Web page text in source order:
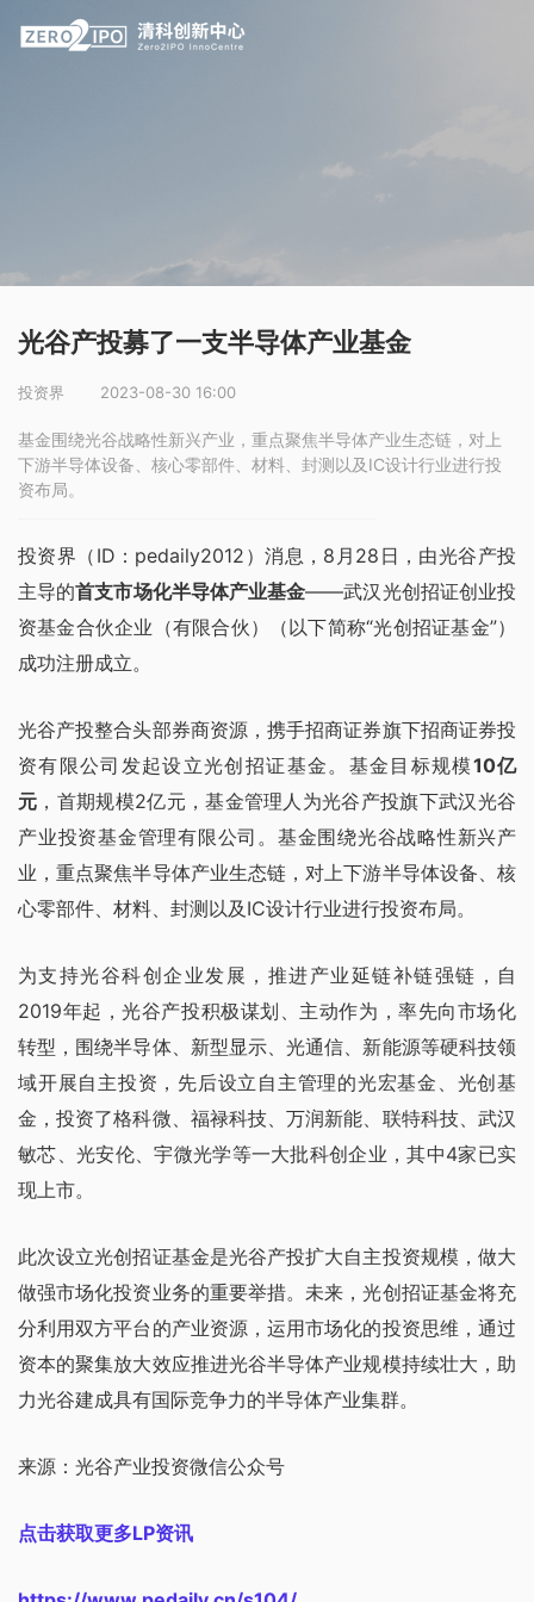
光谷产投募了一支半导体产业基金
投资界 2023-08-30 16:00
基金围绕光谷战略性新兴产业，重点聚焦半导体产业生态链，对上
下游半导体设备、核心零部件、材料、封测以及IC设计行业进行投
资布局。
投资界（ID：pedaily2012）消息，8月28日，由光谷产投
主导的首支市场化半导体产业基金——武汉光创招证创业投
资基金合伙企业（有限合伙）（以下简称“光创招证基金”）
成功注册成立。
光谷产投整合头部券商资源，携手招商证券旗下招商证券投
资有限公司发起设立光创招证基金。基金目标规模10亿
元 ，首期规模2亿元，基金管理人为光谷产投旗下武汉光谷
产业投资基金管理有限公司。基金围绕光谷战略性新兴产
业，重点聚焦半导体产业生态链，对上下游半导体设备、核
心零部件、材料、封测以及IC设计行业进行投资布局。
为支持光谷科创企业发展，推进产业延链补链强链，自
2019年起，光谷产投积极谋划、主动作为，率先向市场化
转型，围绕半导体、新型显示、光通信、新能源等硬科技领
域开展自主投资，先后设立自主管理的光宏基金、光创基
金，投资了格科微、福禄科技、万润新能、联特科技、武汉
敏芯、光安伦、宇微光学等一大批科创企业，其中4家已实
现上市。
此次设立光创招证基金是光谷产投扩大自主投资规模，做大
做强市场化投资业务的重要举措。未来，光创招证基金将充
分利用双方平台的产业资源，运用市场化的投资思维，通过
资本的聚集放大效应推进光谷半导体产业规模持续壮大，助
力光谷建成具有国际竞争力的半导体产业集群。
来源：光谷产业投资微信公众号
点击获取更多LP资讯